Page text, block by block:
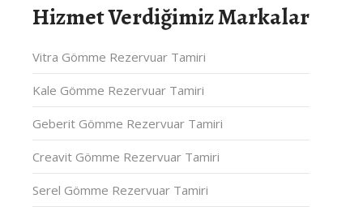
Hizmet Verdiğimiz Markalar
Vitra Gömme Rezervuar Tamiri
Kale Gömme Rezervuar Tamiri
Geberit Gömme Rezervuar Tamiri
Creavit Gömme Rezervuar Tamiri
Serel Gömme Rezervuar Tamiri